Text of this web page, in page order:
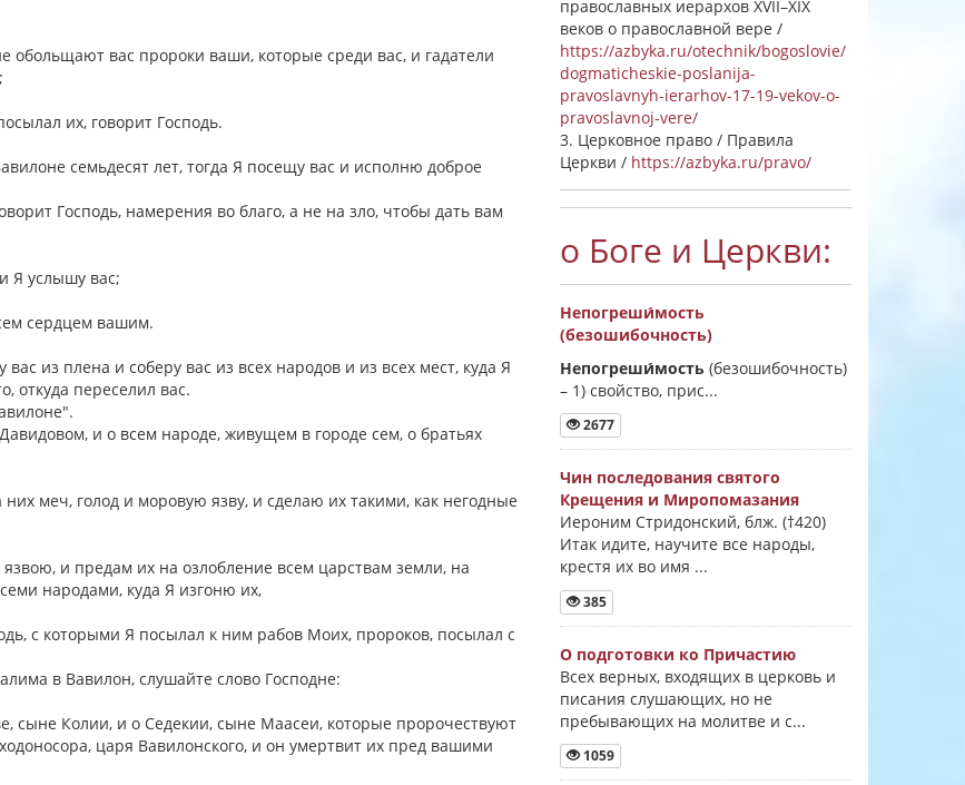
обольщают вас пророки ваши, которые среди вас, и гадатели
их, говорит Господь.
семьдесят лет, тогда Я посещу вас и исполню доброе
Господь, намерения во благо, а не на зло, чтобы дать вам
Я услышу вас;
сердцем вашим.
из плена и соберу вас из всех народов и из всех мест, куда Я
откуда переселил вас.
и о всем народе, живущем в городе сем, о братьях
меч, голод и моровую язву, и сделаю их такими, как негодные
и предам их на озлобление всем царствам земли, на
народами, куда Я изгоню их,
с которыми Я посылал к ним рабов Моих, пророков, посылал с
в Вавилон, слушайте слово Господне:
сыне Колии, и о Седекии, сыне Маасеи, которые пророчествуют
царя Вавилонского, и он умертвит их пред вашими
православных иерархов XVII–XIX
веков о православной вере /
https://azbyka.ru/otechnik/bogoslovie/
dogmaticheskie-poslanija-
pravoslavnyh-ierarhov-17-19-vekov-o-
pravoslavnoj-vere/
3. Церковное право / Правила
Церкви / https://azbyka.ru/pravo/
о Боге и Церкви:
Непогреши́мость
(безошибочность)
Непогреши́мость (безошибочность)
–1) свойство, прис...
2677
Чин последования святого
Крещения и Миропомазания
Иероним Стридонский, блж. (†420)
Итак идите, научите все народы,
крестя их во имя ...
385
О подготовки ко Причастию
Всех верных, входящих в церковь и
писания слушающих, но не
пребывающих на молитве и с...
1059